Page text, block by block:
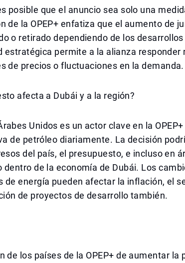
posible que el anuncio sea solo una
de la OPEP+ enfatiza que el aumento de
o retirado dependiendo de los
estratégica permite a la alianza responder
de precios o fluctuaciones en la demanda.
afecta a Dubái y a la región?
Unidos es un actor clave en la
de petróleo diariamente. La decisión
del país, el presupuesto, e incluso en
dentro de la economía de Dubái. Los
de energía pueden afectar la inflación, el
de proyectos de desarrollo también.
de los países de la OPEP+ de aumentar la